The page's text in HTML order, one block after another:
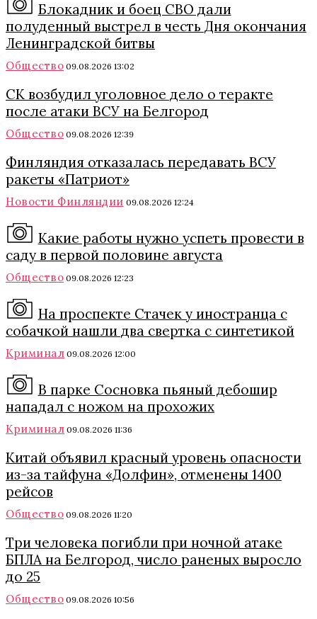
Блокадник и боец СВО дали
полуденный выстрел в честь Дня окончания
Ленинградской битвы
Общество 09.08.2026 13:02
СК возбудил уголовное дело о теракте
после атаки ВСУ на Белгород
Общество 09.08.2026 12:39
Финляндия отказалась передавать ВСУ
ракеты «Патриот»
Новости Финляндии 09.08.2026 12:24
Какие работы нужно успеть провести в
саду в первой половине августа
Общество 09.08.2026 12:23
На проспекте Стачек у иностранца с
собачкой нашли два свертка с синтетикой
Криминал 09.08.2026 12:00
В парке Сосновка пьяный дебошир
нападал с ножом на прохожих
Криминал 09.08.2026 11:36
Китай объявил красный уровень опасности
из-за тайфуна «Долфин», отменены 1400
рейсов
Общество 09.08.2026 11:20
Три человека погибли при ночной атаке
БПЛА на Белгород, число раненых выросло
до 25
Общество 09.08.2026 10:56